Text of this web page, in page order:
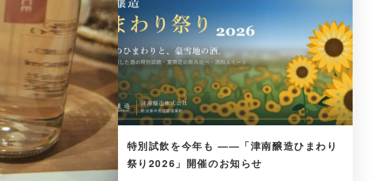
特別試飲を今年も ——「津南醸造ひまわり
祭り2026」開催のお知らせ